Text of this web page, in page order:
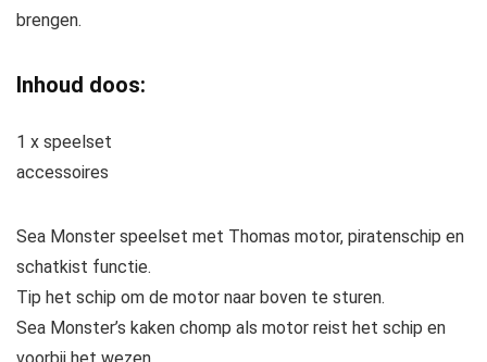
brengen.
Inhoud doos:
1 x speelset
accessoires
Sea Monster speelset met Thomas motor, piratenschip en
schatkist functie.
Tip het schip om de motor naar boven te sturen.
Sea Monster’s kaken chomp als motor reist het schip en